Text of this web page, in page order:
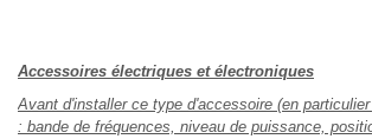
Accessoires électriques et électroniques
Avant d'installer ce type d'accessoire (en
: bande de fréquences, niveau de puissance,